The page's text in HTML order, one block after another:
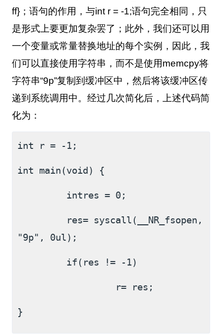
ff} ；语句的作用，与int r = -1;语句完全相同，只
是形式上要更加复杂罢了；此外，我们还可以用
一个变量或常量替换地址的每个实例，因此，我
们可以直接使用字符串，而不是使用memcpy将
字符串“9p”复制到缓冲区中，然后将该缓冲区传
递到系统调用中。经过几次简化后，上述代码简
化为：
int r = -1;
int main(void) {
intres = 0;
res= syscall(__NR_fsopen,
"9p", 0ul);
if(res != -1)
r= res;